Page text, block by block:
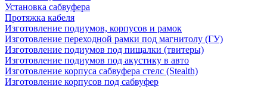
Установка сабвуфера
Протяжка кабеля
Изготовление подиумов, корпусов и рамок
Изготовление переходной рамки под магнитолу (ГУ)
Изготовление подиумов под пищалки (твитеры)
Изготовление подиумов под акустику в авто
Изготовление корпуса сабвуфера стелс (Stealth)
Изготовление корпусов под сабвуфер